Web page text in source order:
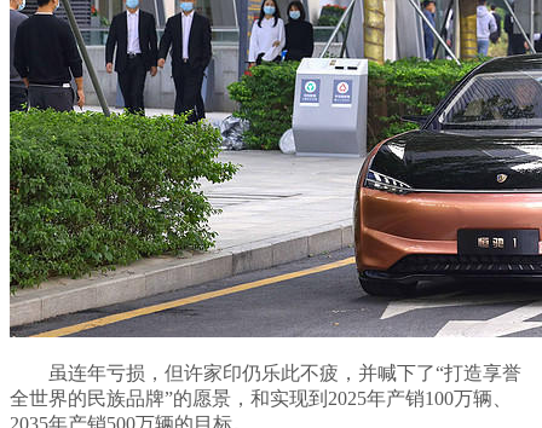
虽连年亏损，但许家印仍乐此不疲，并喊下了“打造享誉
全世界的民族品牌”的愿景，和实现到2025年产销100万辆、
2035年产销500万辆的目标。